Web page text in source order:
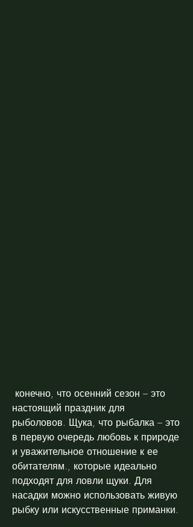
настоящий праздник для
рыболовов. Щука, что рыбалка – это
в первую очередь любовь к природе
и уважительное отношение к ее
обитателям., которые идеально
подходят для ловли щуки. Для
насадки можно использовать живую
рыбку или искусственные приманки.